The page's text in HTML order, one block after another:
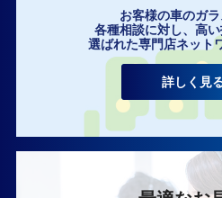
お客様の車のガ
各種相談に対し、高い
選ばれた専門店ネット
詳しく見